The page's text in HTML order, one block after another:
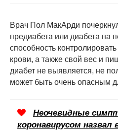
Врач Пол МакАрди
предиабета или диабета на
способность
крови, а также свой вес и
диабет не выявляется, не
может быть очень опасным
Неочевидные
коронавирусом назвал